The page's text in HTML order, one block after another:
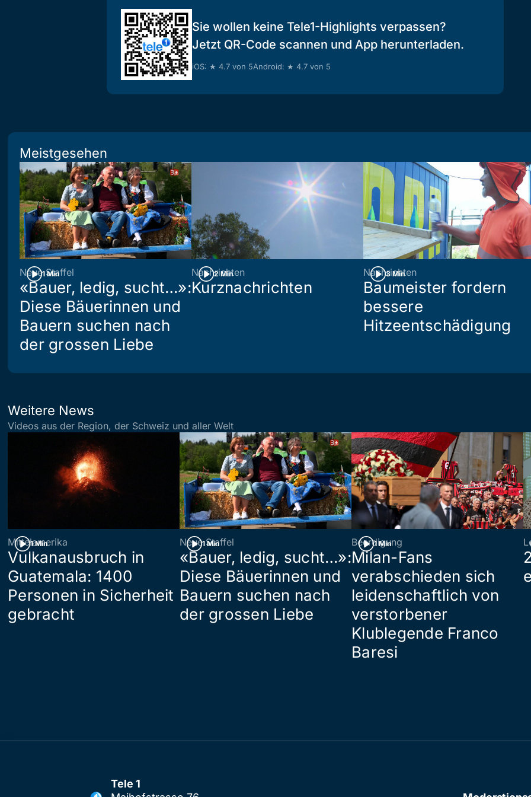
Sie wollen keine Tele1-Highlights verpassen?
Jetzt QR-Code scannen und App herunterladen.
iOS: ★ 4.7 von 5Android: ★ 4.7 von 5
Meistgesehen
1 Min
Neue Staffel
«Bauer, ledig, sucht…»:
Diese Bäuerinnen und
Bauern suchen nach
der grossen Liebe
2 Min
Nachrichten
Kurznachrichten
3 Min
Nachrichten
Baumeister fordern
bessere
Hitzeentschädigung
Weitere News
Videos aus der Region, der Schweiz und aller Welt
1 Min
Mittelamerika
Vulkanausbruch in
Guatemala: 1400
Personen in Sicherheit
gebracht
1 Min
Neue Staffel
«Bauer, ledig, sucht…»:
Diese Bäuerinnen und
Bauern suchen nach
der grossen Liebe
1 Min
Beerdigung
Milan-Fans
verabschieden sich
leidenschaftlich von
verstorbener
Klublegende Franco
Baresi
Tele 1